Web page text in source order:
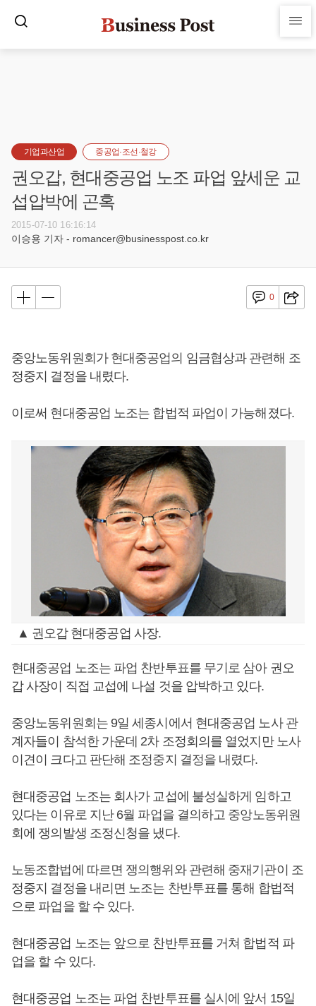
기업과산업 중공업·조선·철강
권오갑, 현대중공업 노조 파업 앞세운 교
섭압박에 곤혹
2015-07-10 16:16:14
이승용 기자 - romancer@businesspost.co.kr
0
중앙노동위원회가 현대중공업의 임금협상과 관련해 조
정중지 결정을 내렸다.
이로써 현대중공업 노조는 합법적 파업이 가능해졌다.
▲ 권오갑 현대중공업 사장.
현대중공업 노조는 파업 찬반투표를 무기로 삼아 권오
갑 사장이 직접 교섭에 나설 것을 압박하고 있다.
중앙노동위원회는 9일 세종시에서 현대중공업 노사 관
계자들이 참석한 가운데 2차 조정회의를 열었지만 노사
이견이 크다고 판단해 조정중지 결정을 내렸다.
현대중공업 노조는 회사가 교섭에 불성실하게 임하고
있다는 이유로 지난 6월 파업을 결의하고 중앙노동위원
회에 쟁의발생 조정신청을 냈다.
노동조합법에 따르면 쟁의행위와 관련해 중재기관이 조
정중지 결정을 내리면 노조는 찬반투표를 통해 합법적
으로 파업을 할 수 있다.
현대중공업 노조는 앞으로 찬반투표를 거쳐 합법적 파
업을 할 수 있다.
현대중공업 노조는 파업 찬반투표를 실시에 앞서 15일